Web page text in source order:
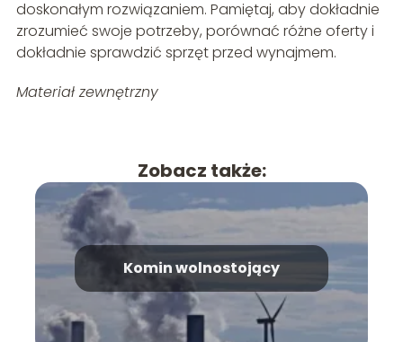
doskonałym rozwiązaniem. Pamiętaj, aby dokładnie
zrozumieć swoje potrzeby, porównać różne oferty i
dokładnie sprawdzić sprzęt przed wynajmem.
Materiał zewnętrzny
Zobacz także:
Komin wolnostojący